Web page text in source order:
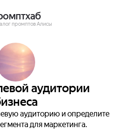
промптов Алисы
аудитории
аудиторию и определите
для маркетинга.